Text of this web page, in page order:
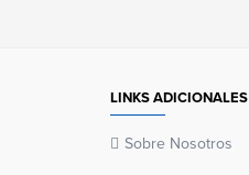
LINKS ADICIONALES
Sobre Nosotros